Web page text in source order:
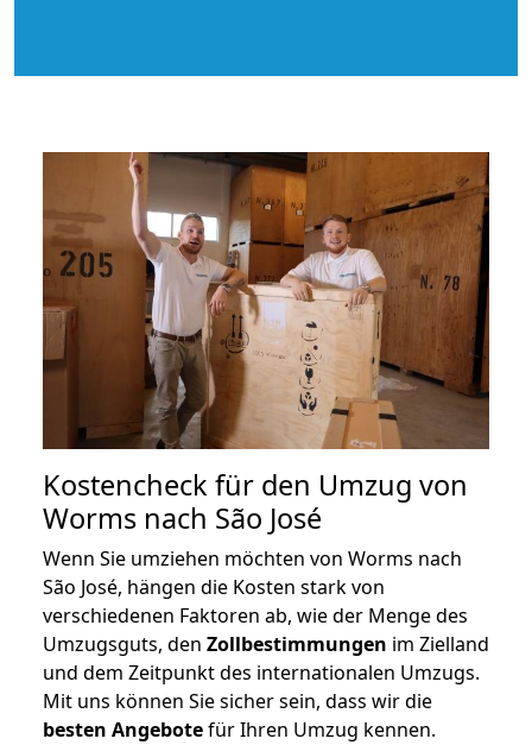
Kostencheck für den Umzug von
Worms nach São José
Wenn Sie umziehen möchten von Worms nach
São José, hängen die Kosten stark von
verschiedenen Faktoren ab, wie der Menge des
Umzugsguts, den Zollbestimmungen im Zielland
und dem Zeitpunkt des internationalen Umzugs.
Mit uns können Sie sicher sein, dass wir die
besten Angebotefür Ihren Umzug kennen.